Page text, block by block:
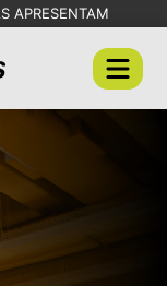
APRESENTAM